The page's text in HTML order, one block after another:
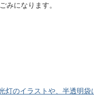
みになります。
灯のイラストや、半透明